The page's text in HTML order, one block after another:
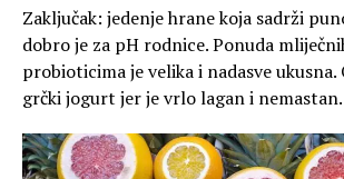
Zaključak: jedenje hrane koja sadrži
dobro je za pH rodnice. Ponuda
probioticima je velika i nadasve
grčki jogurt jer je vrlo lagan i nemastan.